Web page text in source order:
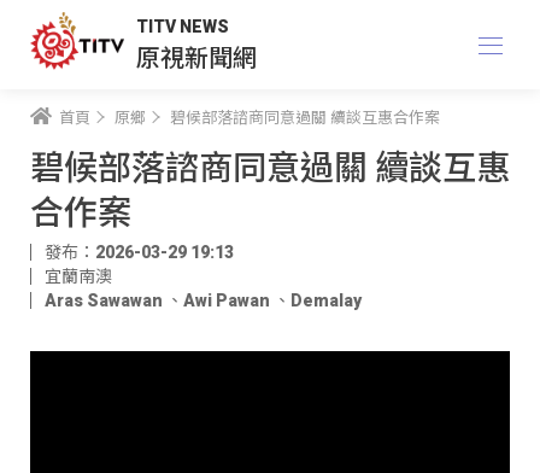
TITV NEWS
原視新聞網
首頁 原鄉 碧候部落諮商同意過關 續談互惠合作案
碧候部落諮商同意過關 續談互惠
合作案
發布：2026-03-29 19:13
宜蘭南澳
Aras Sawawan 、 Awi Pawan 、 Demalay